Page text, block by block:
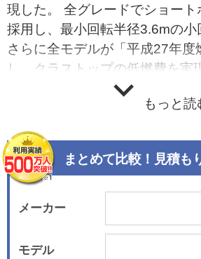
現した。 全グレードでショート
採用し、最小回転半径3.6mの小
さらに全モデルが「平成27年度
し、クラストップの低燃費を実
もっと読
まとめて比較！見積も
メーカー
モデル